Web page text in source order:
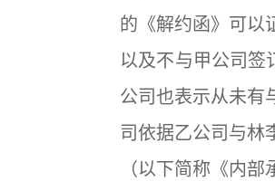
的《解约函》可以
以及不与甲公司签
公司也表示从未有
司依据乙公司与林
（以下简称《内